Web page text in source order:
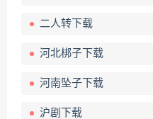
二人转下载
河北梆子下载
河南坠子下载
沪剧下载